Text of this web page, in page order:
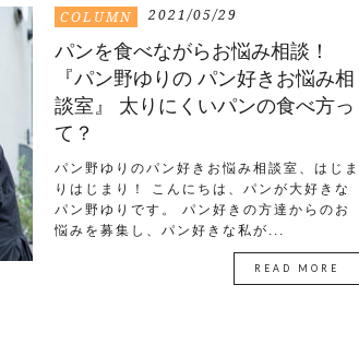
COLUMN 2021/05/29
パンを食べながらお悩み相談！
『パン野ゆりの パン好きお悩み相
談室』 太りにくいパンの食べ方っ
て？
パン野ゆりのパン好きお悩み相談室、はじま
りはじまり！ こんにちは、パンが大好きな
パン野ゆりです。 パン好きの方達からのお
悩みを募集し、パン好きな私が...
READ MORE